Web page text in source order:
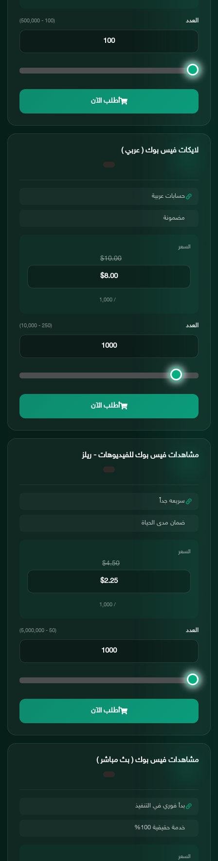
العدد (100 - 500,000)
أطلب الآن
لايكات فيس بوك ( عربي )
حسابات عربية
مضمونة
السعر
$10.00
/ 1,000
العدد (250 - 10,000)
أطلب الآن
مشاهدات فيس بوك للفيديوهات - ريلز
سريعه جداً
ضمان مدى الحياة
السعر
$4.50
/ 1,000
العدد (50 - 5,000,000)
أطلب الآن
مشاهدات فيس بوك ( بث مباشر )
بدأ فوري في التنفيذ
خدمة حقيقية 100%
السعر